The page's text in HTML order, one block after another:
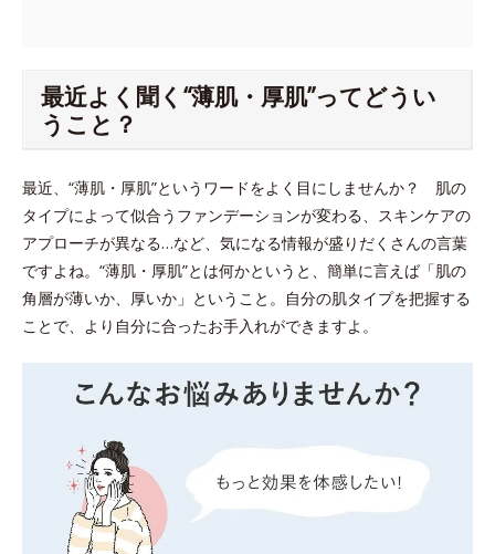
最近よく聞く“薄肌・厚肌”ってどうい
うこと？
最近、“薄肌・厚肌”というワードをよく目にしませんか？ 肌の
タイプによって似合うファンデーションが変わる、スキンケアの
アプローチが異なる…など、気になる情報が盛りだくさんの言葉
ですよね。“薄肌・厚肌”とは何かというと、簡単に言えば「肌の
角層が薄いか、厚いか」ということ。自分の肌タイプを把握する
ことで、より自分に合ったお手入れができますよ。